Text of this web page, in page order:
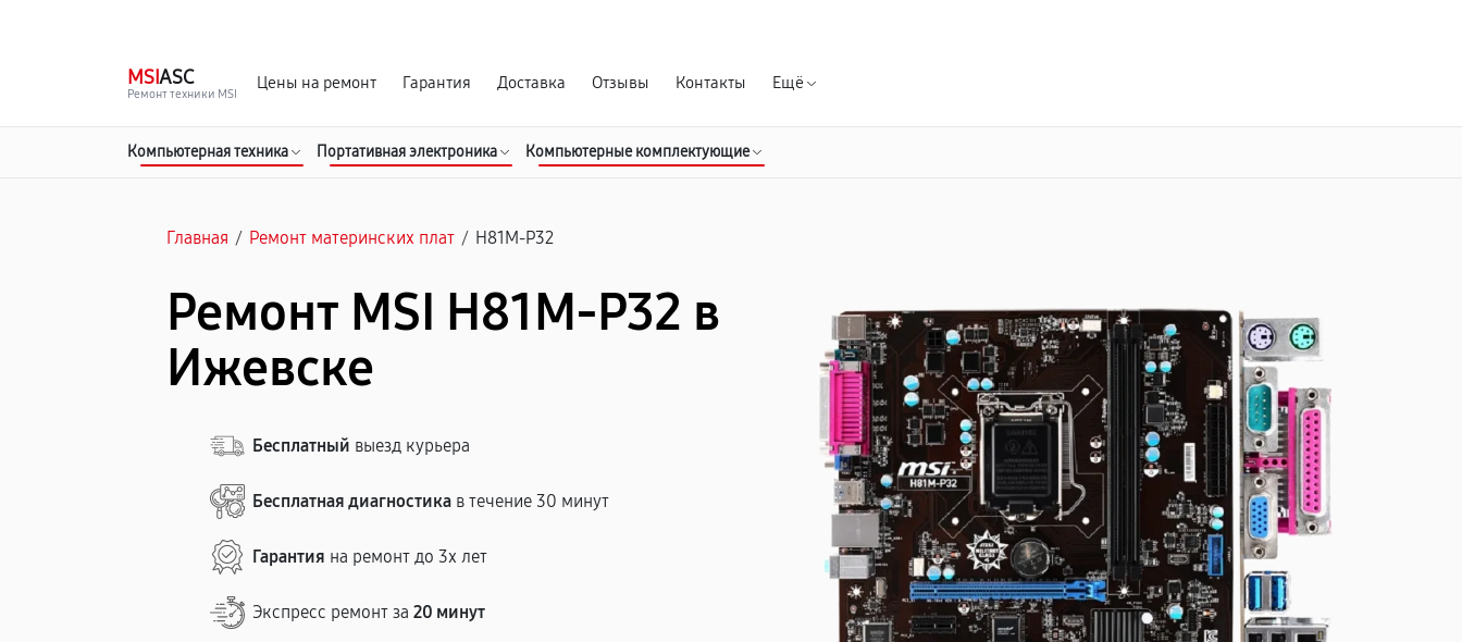
MSIASC
Ремонт техники MSI
Цены на ремонт Гарантия Доставка Отзывы Контакты Ещё
Компьютерная техника Портативная электроника Компьютерные комплектующие
Главная / Ремонт материнских плат / H81M-P32
Ремонт MSI H81M-P32 в
Ижевске
Бесплатный выезд курьера
Бесплатная диагностика в течение 30 минут
Гарантия на ремонт до 3х лет
Экспресс ремонт за20 минут